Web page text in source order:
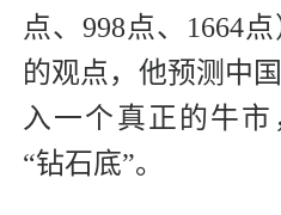
点、998点、1664
的观点，他预测中
入一个真正的牛市
“钻石底”。